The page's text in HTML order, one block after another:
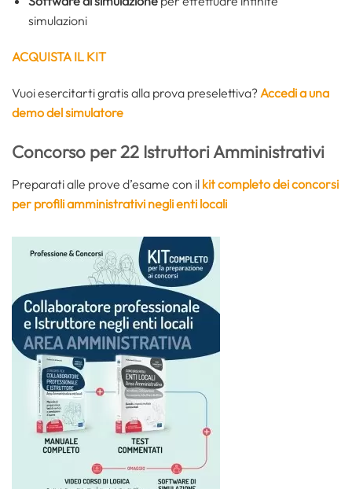
simulazioni
ACQUISTA IL KIT
Vuoi esercitarti gratis alla prova preselettiva? Accedi a una
demo del simulatore
Concorso per 22 Istruttori Amministrativi
Preparati alle prove d’esame con il kit completo dei concorsi
per profili amministrativi negli enti locali